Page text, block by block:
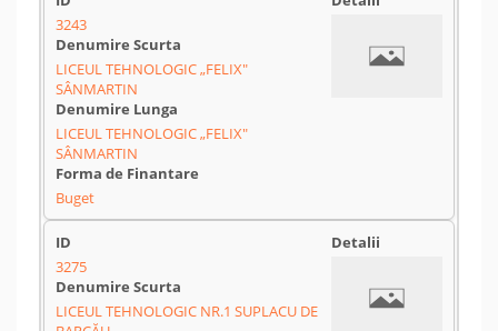
3243
LICEUL TEHNOLOGIC „FELIX"
SÂNMARTIN
LICEUL TEHNOLOGIC „FELIX"
SÂNMARTIN
Buget
3275
LICEUL TEHNOLOGIC NR.1 SUPLACU DE